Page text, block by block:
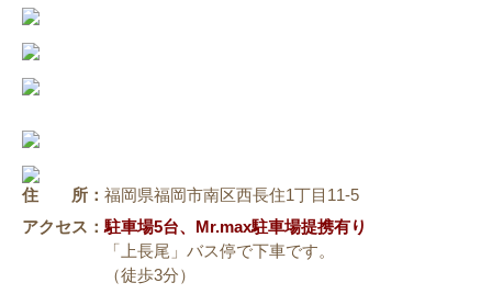
住 所： 福岡県福岡市南区西長住1丁目11-5
アクセス： 駐車場5台、Mr.max駐車場提携有り
「上長尾」バス停で下車です。
（徒歩3分）